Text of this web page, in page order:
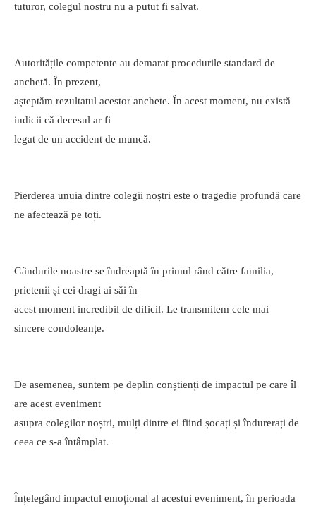
tuturor, colegul nostru nu a putut fi salvat.
Autoritățile competente au demarat procedurile standard de
anchetă. În prezent,
așteptăm rezultatul acestor anchete. În acest moment, nu există
indicii că decesul ar fi
legat de un accident de muncă.
Pierderea unuia dintre colegii noștri este o tragedie profundă care
ne afectează pe toți.
Gândurile noastre se îndreaptă în primul rând către familia,
prietenii și cei dragi ai săi în
acest moment incredibil de dificil. Le transmitem cele mai
sincere condoleanțe.
De asemenea, suntem pe deplin conștienți de impactul pe care îl
are acest eveniment
asupra colegilor noștri, mulți dintre ei fiind șocați și îndurerați de
ceea ce s-a întâmplat.
Înțelegând impactul emoțional al acestui eveniment, în perioada